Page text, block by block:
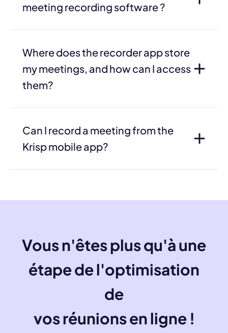
meeting recording software ?
Where does the recorder app store
my meetings, and how can I access
them?
Can I record a meeting from the
Krisp mobile app?
Vous n'êtes plus qu'à une
étape de l'optimisation
de
vos réunions en ligne !